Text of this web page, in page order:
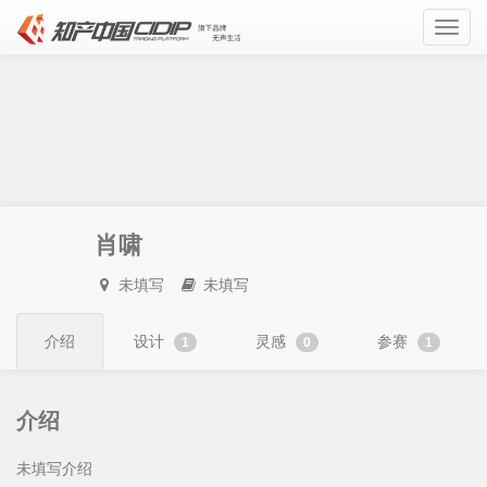
肖啸
未填写 未填写
介绍 设计 1 灵感 0 参赛 1
介绍
未填写介绍